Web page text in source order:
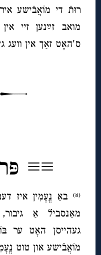
רוּתֿ די מוֹאֲבֿישע
מואב זײַנען זיי
ס′האָט זאַך אין וועג
≡≡
(א)
באַ נֳעָמִין איז
מאַנסביל אַ
געהייסן האָט ער
מוֹאֲבֿישע און טוט